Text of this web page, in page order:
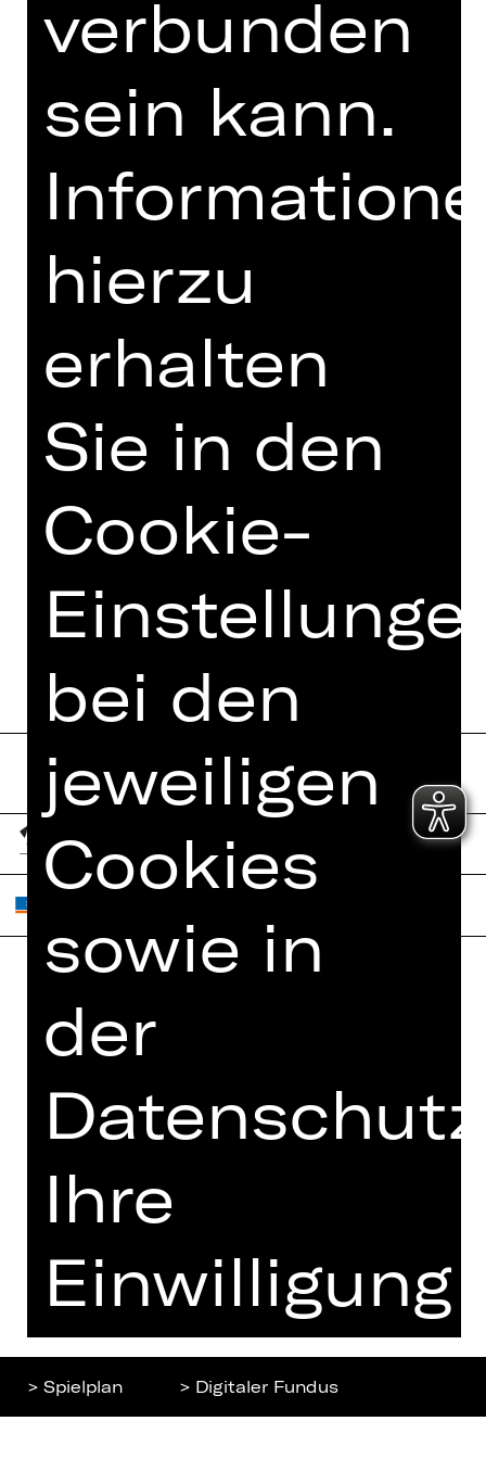
UNTERSTÜTZUNG
Damenclub zur Förderung der Oper
Nürnberg
Home
Spielplan
Newsletter
Kartenkauf
Abos 26/27
Presse
Kontakt
AGB
> Spielplan > Digitaler Fundus
verbunden
sein kann.
hierzu
erhalten
Sie in den
Cookie-
bei den
jeweiligen
Cookies
sowie in
der
Ihre
Einwilligung
ist